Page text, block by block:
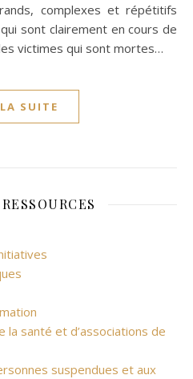
complexes et répétitifs
sont clairement en cours de
victimes qui sont mortes…
SUITE
la santé et d’associations de
suspendues et aux